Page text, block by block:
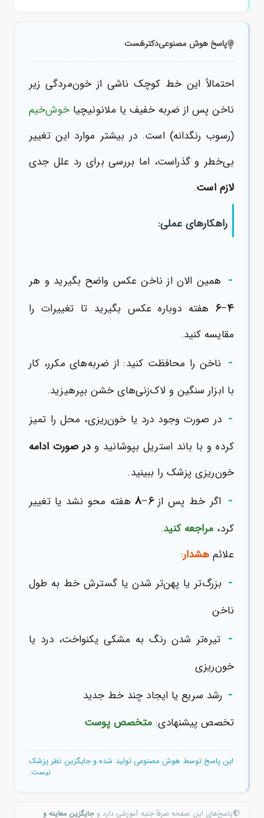
پاسخ هوش مصنوعیدکترهَست
احتمالاً این خط کوچک ناشی از خون‌مردگی زیر
ناخن پس از ضربه خفیف یا ملانونیچیاخوش‌خیم
(رسوب رنگدانه) است. در بیشتر موارد این تغییر
بی‌خطر و گذراست، اما بررسی برای رد علل جدی
لازم است.
راهکارهای عملی:
- همین الان از ناخن عکس واضح بگیرید و هر
۴–۶ هفته دوباره عکس بگیرید تا تغییرات را
مقایسه کنید.
- ناخن را محافظت کنید: از ضربه‌های مکرر، کار
با ابزار سنگین و لاک‌زنی‌های خشن بپرهیزید.
- در صورت وجود درد یا خون‌ریزی، محل را تمیز
کرده و با باند استریل بپوشانید ودر صورت ادامه
خون‌ریزی پزشک را ببینید.
- اگر خط پس از۶–۸هفته محو نشد یا تغییر
کرد، مراجعه کنید.
علائم هشدار:
- بزرگ‌تر یا پهن‌تر شدن یا گسترش خط به طول
ناخن
- تیره‌تر شدن رنگ به مشکی یکنواخت، درد یا
خون‌ریزی
- رشد سریع یا ایجاد چند خط جدید
تخصص پیشنهادی: متخصص پوست
این پاسخ توسط هوش مصنوعی تولید شده و جایگزین نظر پزشک
نیست.
پاسخ‌های این صفحه صرفاً جنبه آموزشی دارد وجایگزین معاینه و